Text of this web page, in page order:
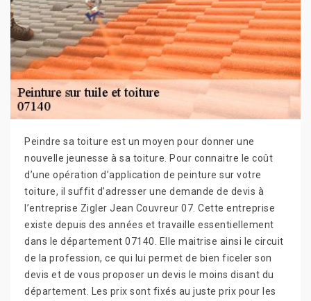
Peindre sa toiture est un moyen pour donner une
nouvelle jeunesse à sa toiture. Pour connaitre le coût
d’une opération d’application de peinture sur votre
toiture, il suffit d’adresser une demande de devis à
l’entreprise Zigler Jean Couvreur 07. Cette entreprise
existe depuis des années et travaille essentiellement
dans le département 07140. Elle maitrise ainsi le circuit
de la profession, ce qui lui permet de bien ficeler son
devis et de vous proposer un devis le moins disant du
département. Les prix sont fixés au juste prix pour les